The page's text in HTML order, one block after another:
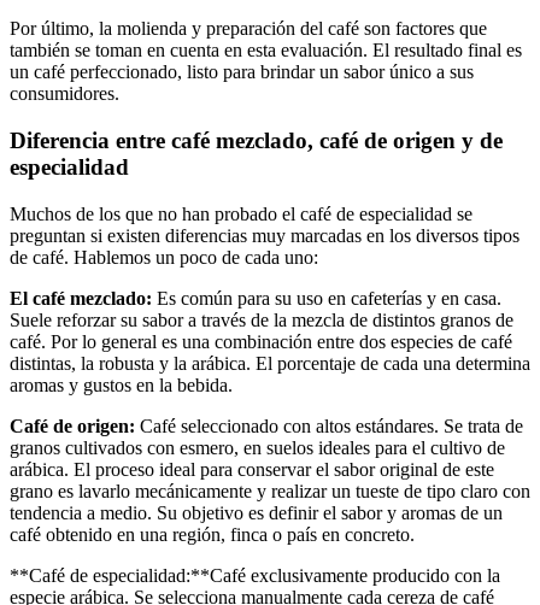
Por último, la molienda y preparación del café son factores que
también se toman en cuenta en esta evaluación. El resultado final es
un café perfeccionado, listo para brindar un sabor único a sus
consumidores.
Diferencia entre café mezclado, café de origen y de
especialidad
Muchos de los que no han probado el café de especialidad se
preguntan si existen diferencias muy marcadas en los diversos tipos
de café. Hablemos un poco de cada uno:
El café mezclado: Es común para su uso en cafeterías y en casa.
Suele reforzar su sabor a través de la mezcla de distintos granos de
café. Por lo general es una combinación entre dos especies de café
distintas, la robusta y la arábica. El porcentaje de cada una determina
aromas y gustos en la bebida.
Café de origen: Café seleccionado con altos estándares. Se trata de
granos cultivados con esmero, en suelos ideales para el cultivo de
arábica. El proceso ideal para conservar el sabor original de este
grano es lavarlo mecánicamente y realizar un tueste de tipo claro con
tendencia a medio. Su objetivo es definir el sabor y aromas de un
café obtenido en una región, finca o país en concreto.
**Café de especialidad:**Café exclusivamente producido con la
especie arábica. Se selecciona manualmente cada cereza de café